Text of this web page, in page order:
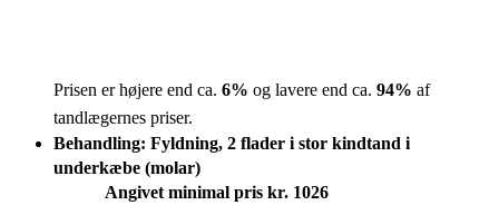
Prisen er højere end ca. 6% og lavere end ca. 94% af
tandlægernes priser.
Behandling: Fyldning, 2 flader i stor kindtand i
underkæbe (molar)
Angivet minimal pris kr. 1026